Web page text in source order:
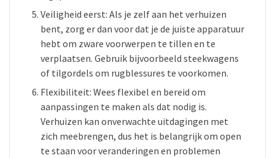
Veiligheid eerst: Als je zelf aan het verhuizen
bent, zorg er dan voor dat je de juiste apparatuur
hebt om zware voorwerpen te tillen en te
verplaatsen. Gebruik bijvoorbeeld steekwagens
of tilgordels om rugblessures te voorkomen.
Flexibiliteit: Wees flexibel en bereid om
aanpassingen te maken als dat nodig is.
Verhuizen kan onverwachte uitdagingen met
zich meebrengen, dus het is belangrijk om open
te staan voor veranderingen en problemen